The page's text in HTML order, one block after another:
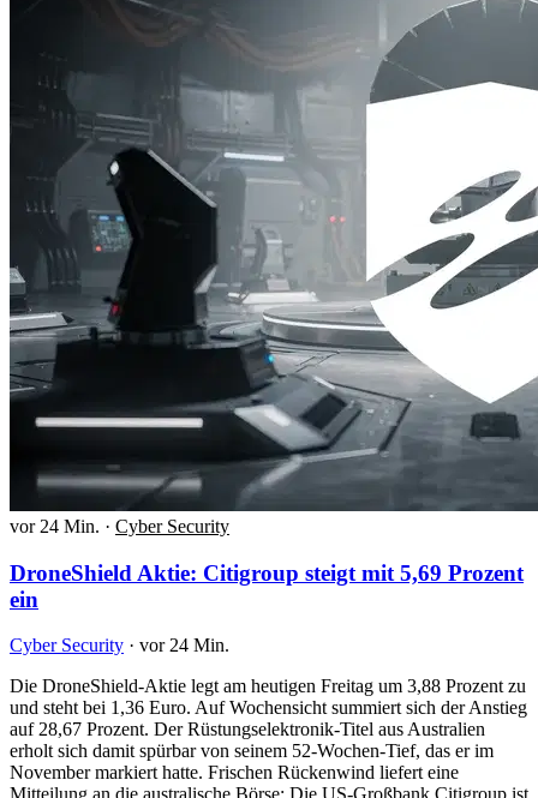
vor 24 Min. · Cyber Security
DroneShield Aktie: Citigroup steigt mit 5,69 Prozent
ein
Cyber Security · vor 24 Min.
Die DroneShield-Aktie legt am heutigen Freitag um 3,88 Prozent zu
und steht bei 1,36 Euro. Auf Wochensicht summiert sich der Anstieg
auf 28,67 Prozent. Der Rüstungselektronik-Titel aus Australien
erholt sich damit spürbar von seinem 52-Wochen-Tief, das er im
November markiert hatte. Frischen Rückenwind liefert eine